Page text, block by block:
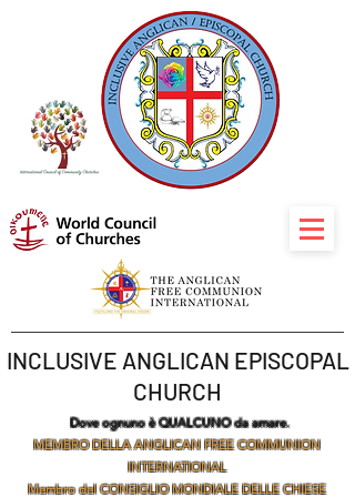
INCLUSIVE ANGLICAN EPISCOPAL
CHURCH
Dove ognuno è QUALCUNO da amare.
MEMBRO DELLA ANGLICAN FREE COMMUNION
INTERNATIONAL
Membro del CONSIGLIO MONDIALE DELLE CHIESE